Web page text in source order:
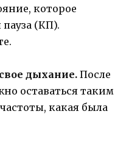
которое
(КП).
дыхание. После
оставаться таким
какая была